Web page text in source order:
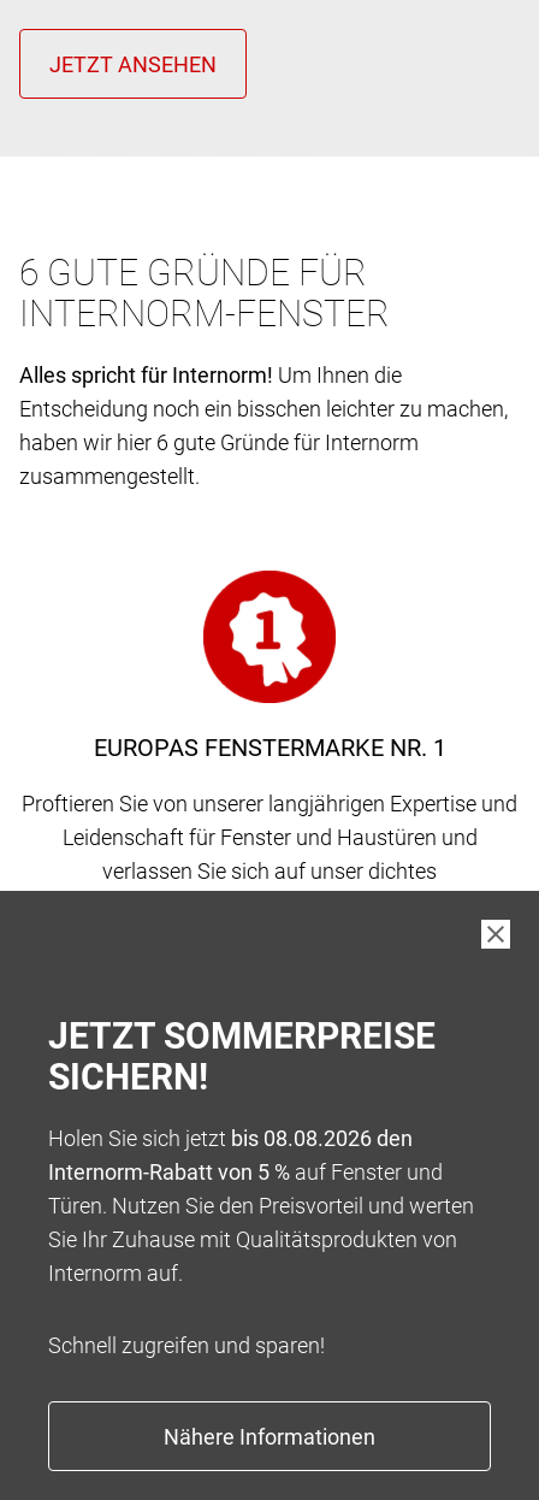
6 GUTE GRÜNDE FÜR
INTERNORM-FENSTER
Alles spricht für Internorm! Um Ihnen die
Entscheidung noch ein bisschen leichter zu machen,
haben wir hier 6 gute Gründe für Internorm
zusammengestellt.
EUROPAS FENSTERMARKE NR. 1
Proftieren Sie von unserer langjährigen Expertise und
Leidenschaft für Fenster und Haustüren und
verlassen Sie sich auf unser dichtes
100 % VERANTWORTUNG
Wir bieten Ihnen ein Rundum-sorglos-Paket für die
beginnend mit einer kompetenten Beratung über eine
Garantieleistungen, die weit über das übliche Maß
hinausgehen.
JETZT SOMMERPREISE
SICHERN!
Holen Sie sich jetzt bis 08.08.2026 den
Internorm-Rabatt von 5 % auf Fenster und
Türen. Nutzen Sie den Preisvorteil und werten
Sie Ihr Zuhause mit Qualitätsprodukten von
Internorm auf.
Schnell zugreifen und sparen!